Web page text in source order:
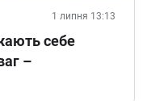
1 липня 13:13
себе
–